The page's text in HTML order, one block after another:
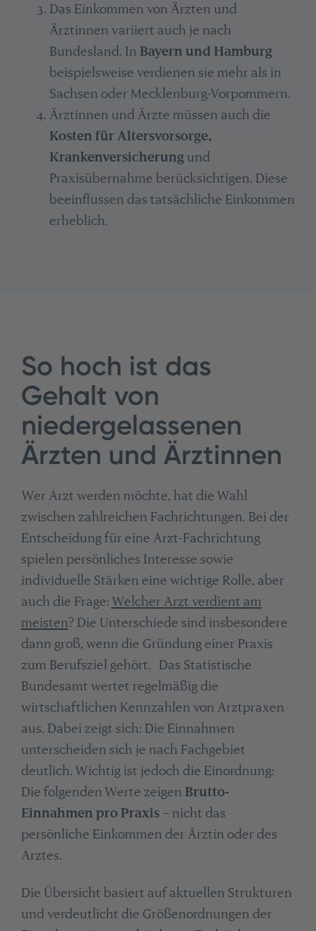
Das Einkommen von Ärzten und
Ärztinnen variiert auch je nach
Bundesland. In Bayern und Hamburg
beispielsweise verdienen sie mehr als in
Sachsen oder Mecklenburg-Vorpommern.
Ärztinnen und Ärzte müssen auch die
Kosten für Altersvorsorge,
Krankenversicherungund
Praxisübernahme berücksichtigen. Diese
beeinflussen das tatsächliche Einkommen
erheblich.
So hoch ist das
Gehalt von
niedergelassenen
Ärzten und Ärztinnen
Wer Arzt werden möchte, hat die Wahl
zwischen zahlreichen Fachrichtungen. Bei der
Entscheidung für eine Arzt-Fachrichtung
spielen persönliches Interesse sowie
individuelle Stärken eine wichtige Rolle, aber
auch die Frage: Welcher Arzt verdient am
meisten? Die Unterschiede sind insbesondere
dann groß, wenn die Gründung einer Praxis
zum Berufsziel gehört. Das Statistische
Bundesamt wertet regelmäßig die
wirtschaftlichen Kennzahlen von Arztpraxen
aus. Dabei zeigt sich: Die Einnahmen
unterscheiden sich je nach Fachgebiet
deutlich. Wichtig ist jedoch die Einordnung:
Die folgenden Werte zeigen Brutto-
Einnahmen pro Praxis– nicht das
persönliche Einkommen der Ärztin oder des
Arztes.
Die Übersicht basiert auf aktuellen Strukturen
und verdeutlicht die Größenordnungen der